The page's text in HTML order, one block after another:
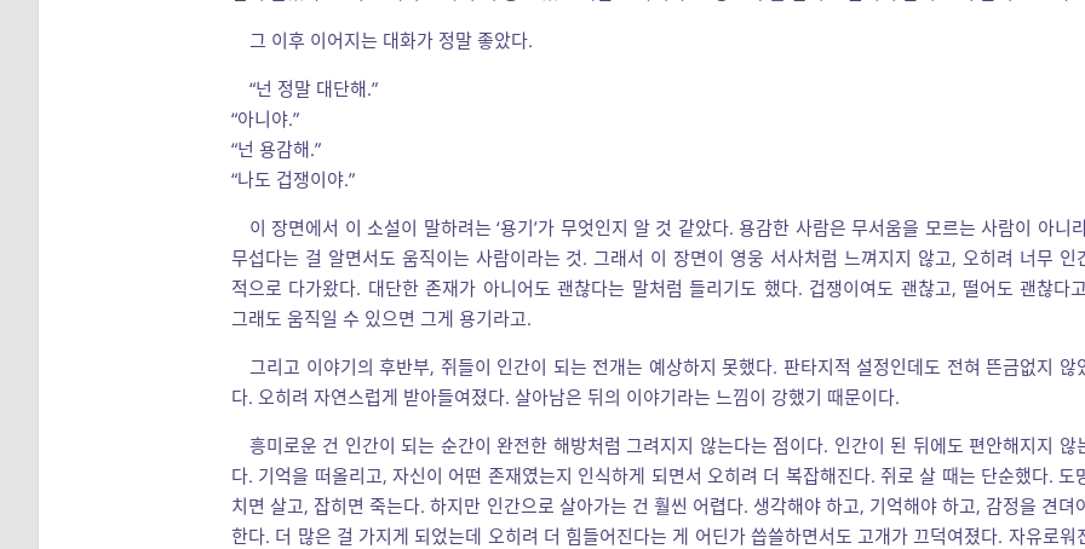
그 이후 이어지는 대화가 정말 좋았다.
“넌 정말 대단해.”
“아니야.”
“넌 용감해.”
“나도 겁쟁이야.”
이 장면에서 이 소설이 말하려는 ‘용기’가 무엇인지 알 것 같았다. 용감한 사람은 무서움을 모르는 사람이 아니
무섭다는 걸 알면서도 움직이는 사람이라는 것. 그래서 이 장면이 영웅 서사처럼 느껴지지 않고, 오히려 너무 인
적으로 다가왔다. 대단한 존재가 아니어도 괜찮다는 말처럼 들리기도 했다. 겁쟁이여도 괜찮고, 떨어도 괜찮다
그래도 움직일 수 있으면 그게 용기라고.
그리고 이야기의 후반부, 쥐들이 인간이 되는 전개는 예상하지 못했다. 판타지적 설정인데도 전혀 뜬금없지 않
다. 오히려 자연스럽게 받아들여졌다. 살아남은 뒤의 이야기라는 느낌이 강했기 때문이다.
흥미로운 건 인간이 되는 순간이 완전한 해방처럼 그려지지 않는다는 점이다. 인간이 된 뒤에도 편안해지지 않
다. 기억을 떠올리고, 자신이 어떤 존재였는지 인식하게 되면서 오히려 더 복잡해진다. 쥐로 살 때는 단순했다. 도
치면 살고, 잡히면 죽는다. 하지만 인간으로 살아가는 건 훨씬 어렵다. 생각해야 하고, 기억해야 하고, 감정을 견뎌
한다. 더 많은 걸 가지게 되었는데 오히려 더 힘들어진다는 게 어딘가 씁쓸하면서도 고개가 끄덕여졌다. 자유로워